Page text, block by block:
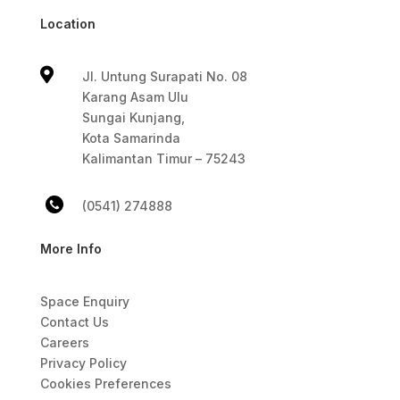
Location

Jl. Untung Surapati No. 08
Karang Asam Ulu
Sungai Kunjang,
Kota Samarinda
Kalimantan Timur – 75243
(0541) 274888
More Info
Space Enquiry
Contact Us
Careers
Privacy Policy
Cookies Preferences